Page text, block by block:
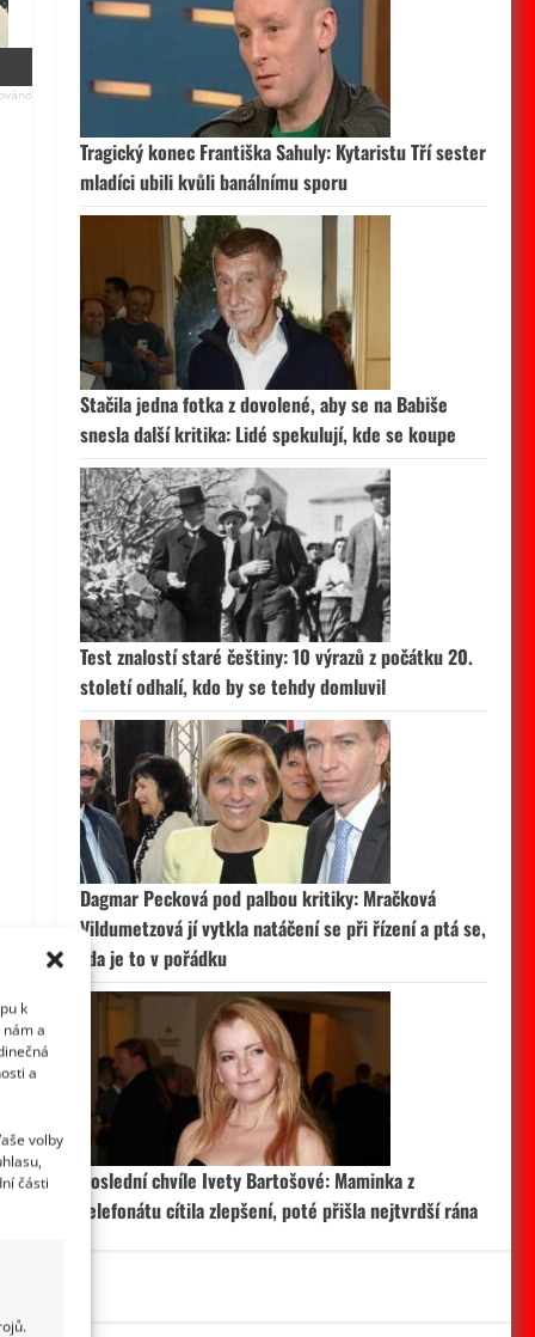
k
a
a
volby
části
Tragický konec Františka Sahuly: Kytaristu Tří sester
mladíci ubili kvůli banálnímu sporu
Stačila jedna fotka z dovolené, aby se na Babiše
snesla další kritika: Lidé spekulují, kde se koupe
Test znalostí staré češtiny: 10 výrazů z počátku 20.
století odhalí, kdo by se tehdy domluvil
Dagmar Pecková pod palbou kritiky: Mračková
Vildumetzová jí vytkla natáčení se při řízení a ptá se,
zda je to v pořádku
Poslední chvíle Ivety Bartošové: Maminka z
telefonátu cítila zlepšení, poté přišla nejtvrdší rána